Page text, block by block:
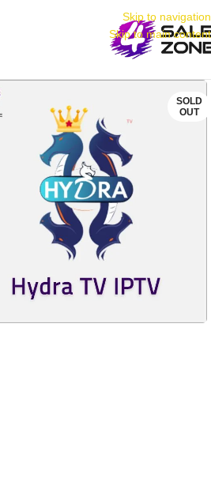
Skip to navigation
Skip to main content
SOLD
OUT